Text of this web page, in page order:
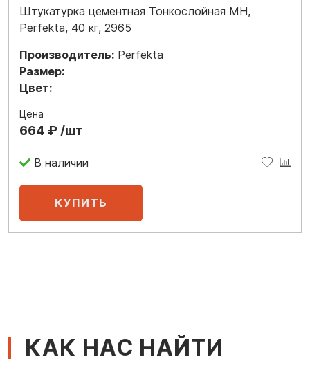
Штукатурка цементная Тонкослойная МН,
Perfekta, 40 кг, 2965
Производитель: Perfekta
Размер:
Цвет:
Цена
664 ₽ /шт
В наличии
КАК НАС НАЙТИ